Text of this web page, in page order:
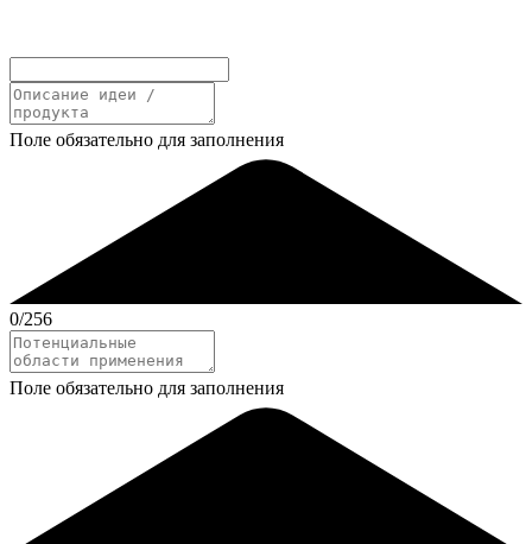
Поле обязательно для заполнения
0/256
Поле обязательно для заполнения